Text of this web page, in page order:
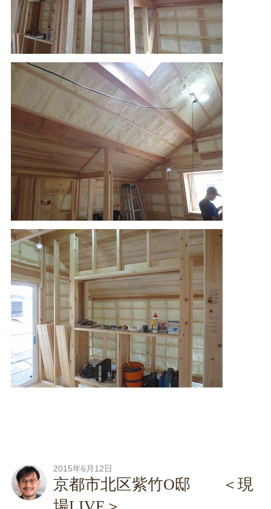
2015年6月12日
京都市北区紫竹O邸 ＜現